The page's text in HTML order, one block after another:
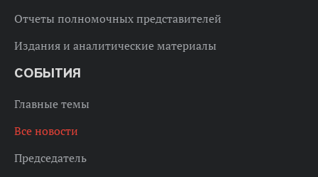
Отчеты полномочных представителей
Издания и аналитические материалы
СОБЫТИЯ
Главные темы
Все новости
Председатель